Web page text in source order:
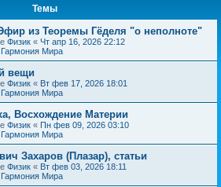
Темы
из Теоремы Гёделя "о неполноте"
Физик « Чт апр 16, 2026 22:12
Гармония Мира
вещи
Физик « Вт фев 17, 2026 18:01
Гармония Мира
Восхождение Материи
Физик « Пн фев 09, 2026 03:10
Гармония Мира
Захаров (Плазар), статьи
Физик « Вт фев 03, 2026 18:11
Гармония Мира